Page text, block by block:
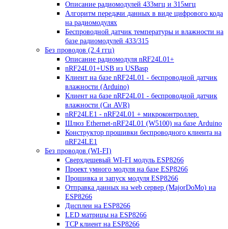
Описание радиомодулей 433мгц и 315мгц
Алгоритм передачи данных в виде цифрового кода
на радиомодулях
Беспроводной датчик температуры и влажности на
базе радиомодулей 433/315
Без проводов (2.4 ггц)
Описание радиомодуля nRF24L01+
nRF24L01+USB из USBasp
Клиент на базе nRF24L01 - беспроводной датчик
влажности (Arduino)
Клиент на базе nRF24L01 - беспроводной датчик
влажности (Си AVR)
nRF24LE1 - nRF24L01 + микроконтроллер.
Шлюз Ethernet-nRF24L01 (W5100) на базе Arduino
Конструктор прошивки беспроводного клиента на
nRF24LE1
Без проводов (WI-FI)
Сверхдешевый WI-FI модуль ESP8266
Проект умного модуля на базе ESP8266
Прошивка и запуск модуля ESP8266
Отправка данных на web сервер (MajorDoMo) на
ESP8266
Дисплеи на ESP8266
LED матрицы на ESP8266
TCP клиент на ESP8266